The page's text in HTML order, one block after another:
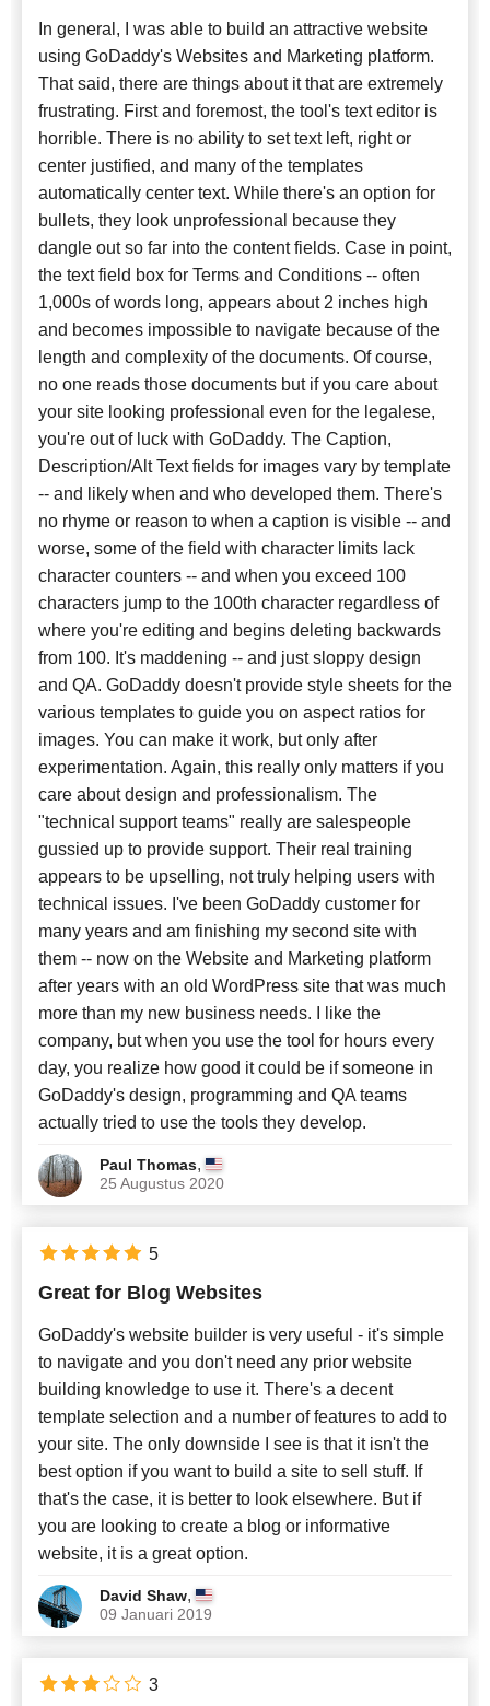
In general, I was able to build an attractive website
using GoDaddy's Websites and Marketing platform.
That said, there are things about it that are extremely
frustrating. First and foremost, the tool's text editor is
horrible. There is no ability to set text left, right or
center justified, and many of the templates
automatically center text. While there's an option for
bullets, they look unprofessional because they
dangle out so far into the content fields. Case in point,
the text field box for Terms and Conditions -- often
1,000s of words long, appears about 2 inches high
and becomes impossible to navigate because of the
length and complexity of the documents. Of course,
no one reads those documents but if you care about
your site looking professional even for the legalese,
you're out of luck with GoDaddy. The Caption,
Description/Alt Text fields for images vary by template
-- and likely when and who developed them. There's
no rhyme or reason to when a caption is visible -- and
worse, some of the field with character limits lack
character counters -- and when you exceed 100
characters jump to the 100th character regardless of
where you're editing and begins deleting backwards
from 100. It's maddening -- and just sloppy design
and QA. GoDaddy doesn't provide style sheets for the
various templates to guide you on aspect ratios for
images. You can make it work, but only after
experimentation. Again, this really only matters if you
care about design and professionalism. The
"technical support teams" really are salespeople
gussied up to provide support. Their real training
appears to be upselling, not truly helping users with
technical issues. I've been GoDaddy customer for
many years and am finishing my second site with
them -- now on the Website and Marketing platform
after years with an old WordPress site that was much
more than my new business needs. I like the
company, but when you use the tool for hours every
day, you realize how good it could be if someone in
GoDaddy's design, programming and QA teams
actually tried to use the tools they develop.
Paul Thomas,
25 Augustus 2020
Great for Blog Websites
GoDaddy's website builder is very useful - it's simple
to navigate and you don't need any prior website
building knowledge to use it. There's a decent
template selection and a number of features to add to
your site. The only downside I see is that it isn't the
best option if you want to build a site to sell stuff. If
that's the case, it is better to look elsewhere. But if
you are looking to create a blog or informative
website, it is a great option.
David Shaw,
09 Januari 2019
5
3